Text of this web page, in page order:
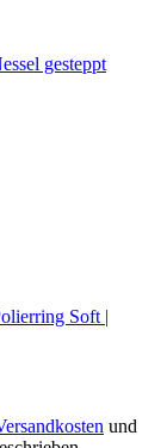
gesteppt
Soft |
und